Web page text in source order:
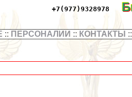
+7(977)9328978
:: ПЕРСОНАЛИИ :: КОНТАКТЫ ::